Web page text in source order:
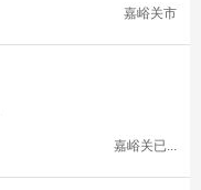
嘉峪关市
嘉峪关已...